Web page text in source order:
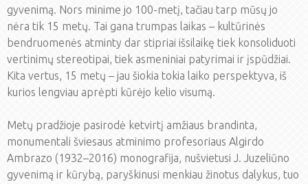
gyvenimą. Nors minime jo 100-metį, tačiau tarp mūsų jo
nėra tik 15 metų. Tai gana trumpas laikas – kultūrinės
bendruomenės atminty dar stipriai išsilaikę tiek konsoliduoti
vertinimų stereotipai, tiek asmeniniai patyrimai ir įspūdžiai.
Kita vertus, 15 metų – jau šiokia tokia laiko perspektyva, iš
kurios lengviau aprėpti kūrėjo kelio visumą.
Metų pradžioje pasirodė ketvirtį amžiaus brandinta,
monumentali šviesaus atminimo profesoriaus Algirdo
Ambrazo (1932–2016) monografija, nušvietusi J. Juzeliūno
gyvenimą ir kūrybą, paryškinusi menkiau žinotus dalykus, tuo